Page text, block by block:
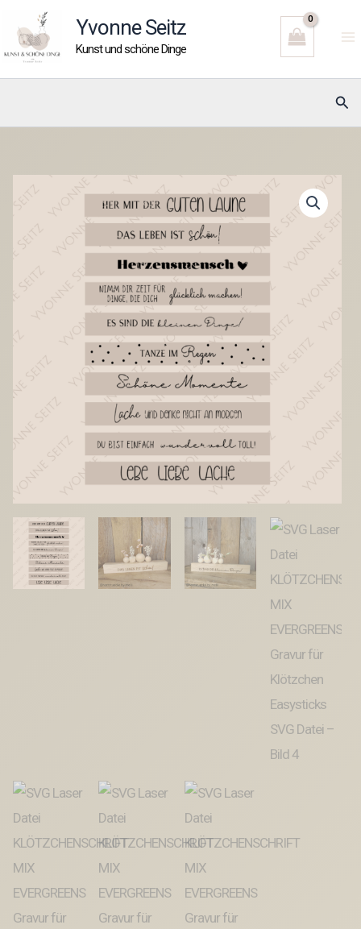
Inhalt
springen
Yvonne Seitz
Kunst und schöne Dinge